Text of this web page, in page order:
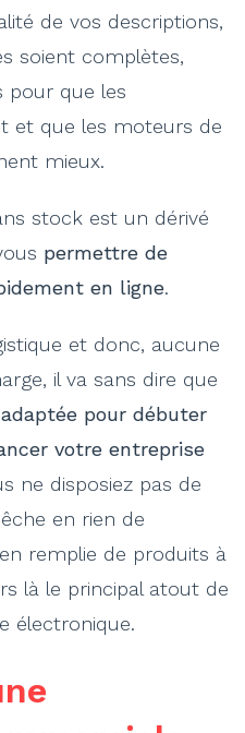
de vos descriptions,
soient complètes,
pour que les
et que les moteurs de
mieux.
stock est un dérivé
permettre de
en ligne.
et donc, aucune
il va sans dire que
pour débuter
votre entreprise
ne disposiez pas de
en rien de
remplie de produits à
là le principal atout de
électronique.